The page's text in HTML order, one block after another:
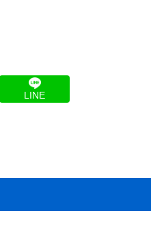
LINE